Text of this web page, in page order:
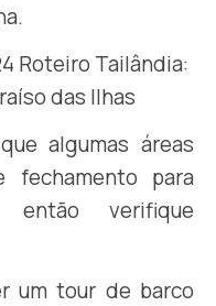
algumas áreas
fechamento para
então verifique
um tour de barco